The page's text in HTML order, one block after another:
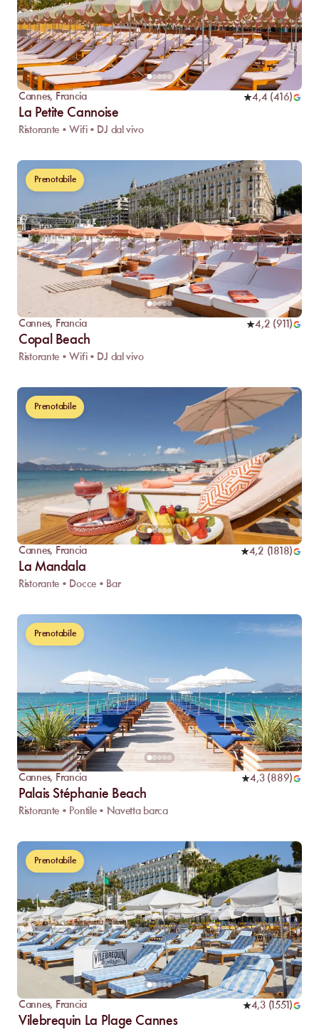
Cannes, Francia 4,4 (416)
La Petite Cannoise
Ristorante • Wifi • DJ dal vivo
Prenotabile
Cannes, Francia 4,2 (911 )
Copal Beach
Ristorante • Wifi • DJ dal vivo
Prenotabile
Cannes, Francia 4,2 (1818)
La Mandala
Ristorante • Docce • Bar
Prenotabile
Cannes, Francia 4,3(889)
Palais Stéphanie Beach
Ristorante • Pontile • Navetta barca
Prenotabile
Cannes, Francia 4,3(1551 )
Vilebrequin La Plage Cannes